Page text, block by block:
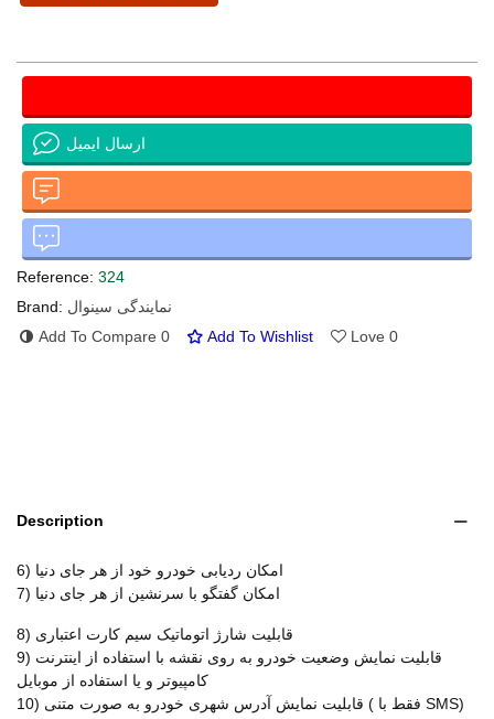
ارسال ایمیل
Reference: 324
Brand: نمایندگی سینوال
Add To Compare 0 Add To Wishlist Love 0
Description
6) امکان ردیابی خودرو خود از هر جای دنیا
7) امکان گفتگو با سرنشین از هر جای دنیا
8) قابلیت شارژ اتوماتیک سیم کارت اعتباری
9) قابلیت نمایش وضعیت خودرو به روی نقشه با استفاده از اینترنت
کامپیوتر و یا استفاده از موبایل
10) قابلیت نمایش آدرس شهری خودرو به صورت متنی ( فقط با SMS)